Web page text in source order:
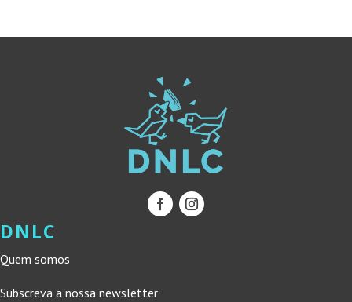
DNLC
Quem somos
Subscreva a nossa newsletter